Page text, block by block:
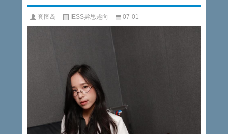
套图岛 IESS异思趣向 07-01